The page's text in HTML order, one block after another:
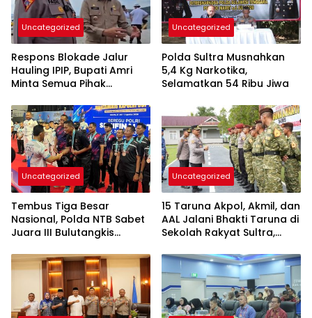
Uncategorized
Respons Blokade Jalur
Hauling IPIP, Bupati Amri
Minta Semua Pihak
Kepastian Hukum
Uncategorized
Polda Sultra Musnahkan
5,4 Kg Narkotika,
Selamatkan 54 Ribu Jiwa
Uncategorized
Tembus Tiga Besar
Nasional, Polda NTB Sabet
Juara III Bulutangkis
Uncategorized
15 Taruna Akpol, Akmil, dan
AAL Jalani Bhakti Taruna di
Sekolah Rakyat Sultra,
Nasionalisme